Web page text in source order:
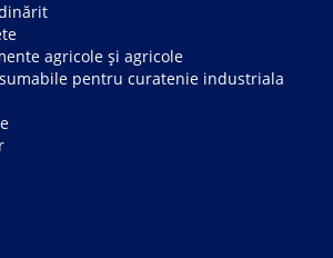
agricole și agricole
pentru curatenie industriala